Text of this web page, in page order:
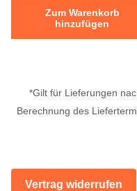
Zum Warenkorb
hinzufügen
*Gilt für Lieferungen
Berechnung des
Vertrag widerrufen